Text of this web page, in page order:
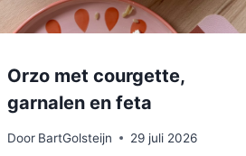
Orzo met courgette,
garnalen en feta
Door BartGolsteijn 29 juli 2026